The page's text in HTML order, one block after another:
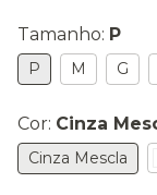
Tamanho: P
P M G
Cor: Cinza
Cinza Mescla